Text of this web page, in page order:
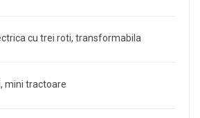
cu trei roti, transformabila
mini tractoare